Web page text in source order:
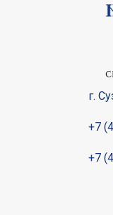
г.
+7
+7